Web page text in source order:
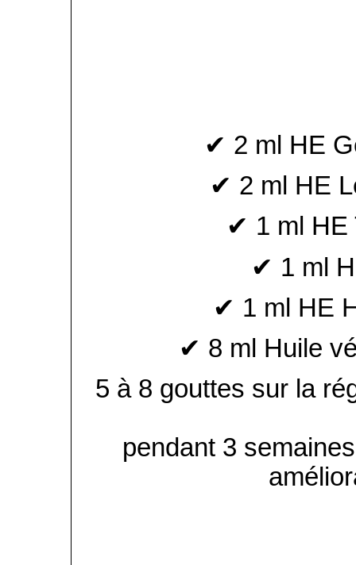
✔ 2 ml HE
✔ 2 ml HE
✔ 1 ml HE
✔ 1 ml
✔ 1 ml HE
✔ 8 ml Huile
5 à 8 gouttes sur la
pendant 3